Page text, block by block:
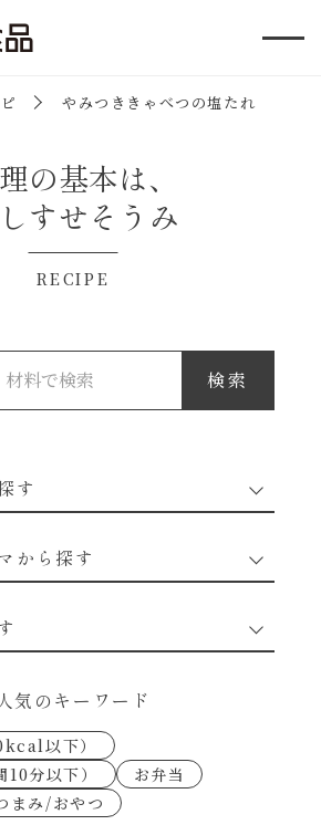
やみつききゃべつの塩たれ
の基本は、
すせそうみ
RECIPE
す
シピ
から探す
目で炒めろ！～○○の炒め物
ゼトマトバジル
ゼ高菜
人気のキーワード
以下）
分以下）
お弁当
まみ/おやつ